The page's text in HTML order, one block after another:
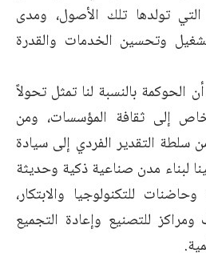
التي تولدها تلك الأصول، ومدى
وتحسين الخدمات والقدرة
الحوكمة بالنسبة لنا تمثل تحولاً
إلى ثقافة المؤسسات، ومن
سلطة التقدير الفردي إلى سيادة
لبناء مدن صناعية ذكية وحديثة
للتكنولوجيا والابتكار،
ومراكز للتصنيع وإعادة التجميع